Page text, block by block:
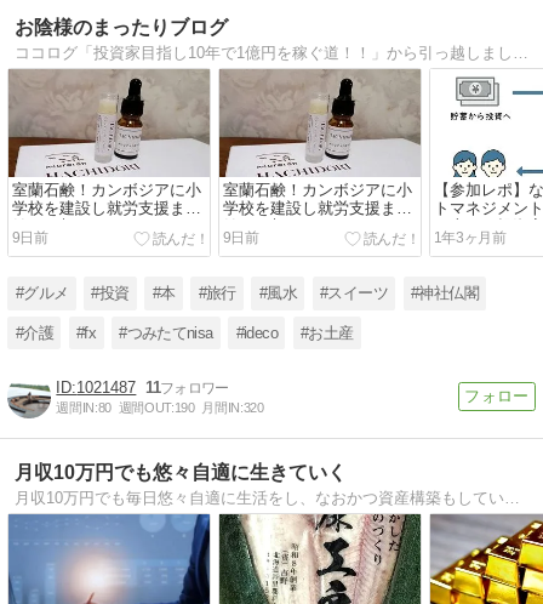
お陰様のまったりブログ
室蘭石鹸！カンボジアに小
学校を建設し就労支援まで
始めた想い
9日前
室蘭石鹸！カンボジアに小
学校を建設し就労支援まで
始めた想い
9日前
【参加レポ】
トマネジメン
｜志ある投資
1年3ヶ月前
#グルメ #投資 #本 #旅行 #風水 #スイーツ #神社仏閣
#介護 #fx #つみたてnisa #ideco #お土産
1021487 11
週間IN:80 週間OUT:190 月間IN:320
月収10万円でも悠々自適に生きていく